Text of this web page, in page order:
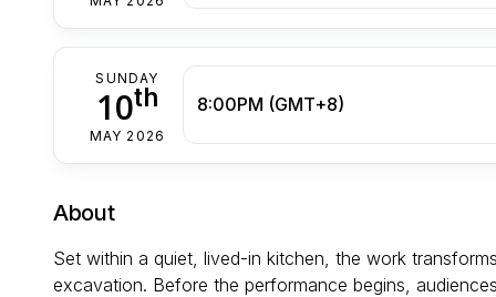
SUNDAY
10th
MAY 2026
8:00PM (GMT+8)
About
Set within a quiet, lived-in kitchen, the work
excavation. Before the performance begins,